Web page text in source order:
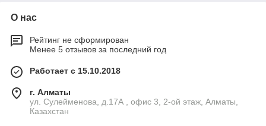
О нас
Рейтинг не сформирован
Менее 5 отзывов за последний год
Работает с 15.10.2018
г. Алматы
ул. Сулейменова, д.17А , офис 3, 2-ой этаж, Алматы,
Казахстан